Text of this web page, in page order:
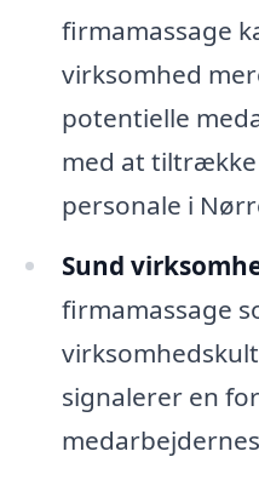
firmamassage
virksomhed
potentielle
med at
personale i
Sund
firmamassage
signalerer en